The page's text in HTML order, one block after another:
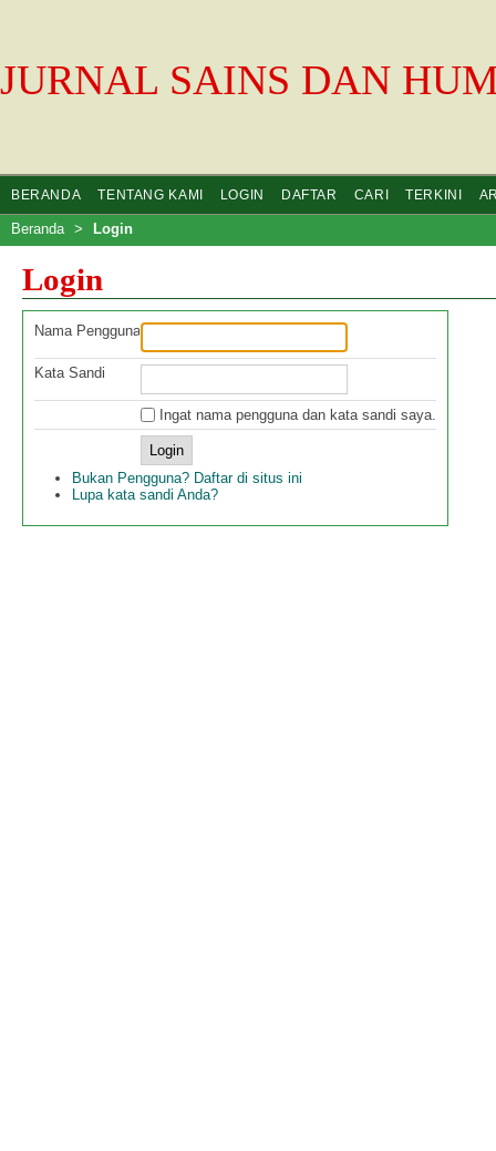
JURNAL SAINS DAN
BERANDA TENTANG KAMI LOGIN DAFTAR CARI TERKINI
Beranda > Login
Login
Nama Pengguna
Kata Sandi
Ingat nama pengguna dan kata sandi saya.
Bukan Pengguna? Daftar di situs ini
Lupa kata sandi Anda?